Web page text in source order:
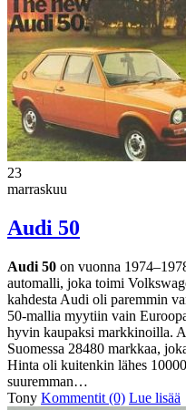
23
marraskuu
Audi 50
Audi 50 on vuonna
automalli, joka toimi
kahdesta Audi oli paremmin
50-mallia myytiin vain
hyvin kaupaksi markkinoilla.
Suomessa 28480 markkaa,
Hinta oli kuitenkin lähes
suuremman…
Tony Kommentit (0) Lue lisää